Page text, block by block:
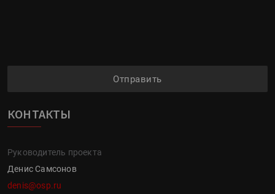
Отправить
КОНТАКТЫ
Руководитель проекта
Денис Самсонов
denis@osp.ru